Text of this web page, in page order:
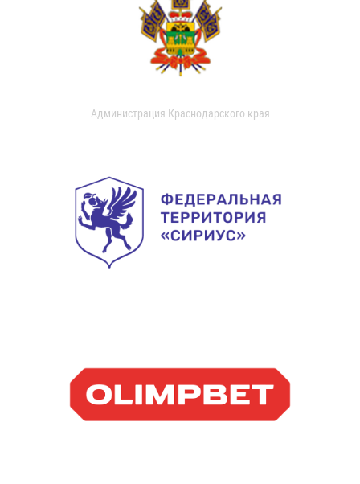
Администрация Краснодарского края